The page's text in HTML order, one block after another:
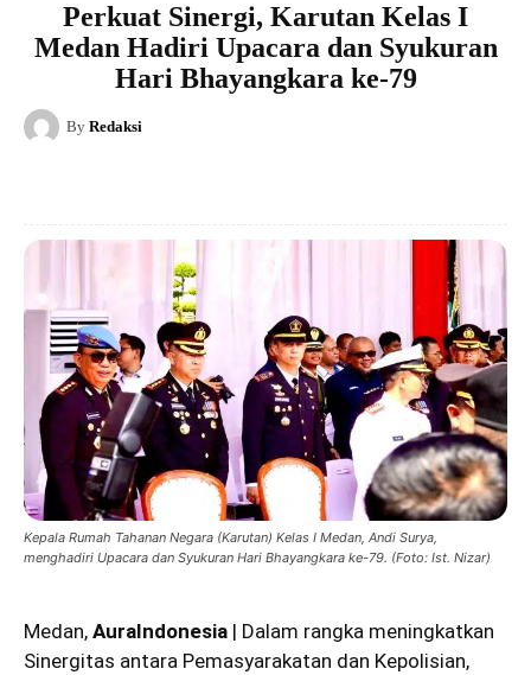
Perkuat Sinergi, Karutan Kelas I
Medan Hadiri Upacara dan Syukuran
Hari Bhayangkara ke-79
By Redaksi
Kepala Rumah Tahanan Negara (Karutan) Kelas I Medan, Andi Surya,
menghadiri Upacara dan Syukuran Hari Bhayangkara ke-79. (Foto: Ist. Nizar)
Medan, AuraIndonesia | Dalam rangka meningkatkan
Sinergitas antara Pemasyarakatan dan Kepolisian,